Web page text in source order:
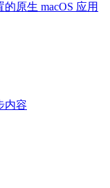
原生 macOS 应用
内容